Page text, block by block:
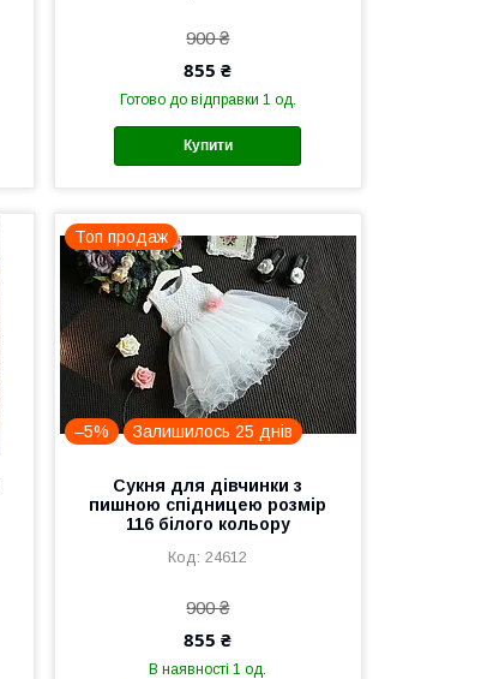
900 ₴
855 ₴
Готово до відправки 1 од.
Купити
Топ продаж
–5% Залишилось 25 днів
Сукня для дівчинки з
пишною спідницею розмір
116 білого кольору
24612
900 ₴
855 ₴
В наявності 1 од.